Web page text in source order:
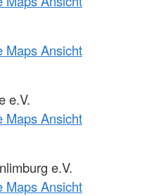
Maps Ansicht
e.V.
Maps Ansicht
e.V.
Maps Ansicht